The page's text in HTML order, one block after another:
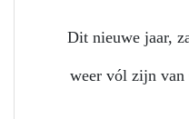
Dit nieuwe jaar,
weer vól zijn van